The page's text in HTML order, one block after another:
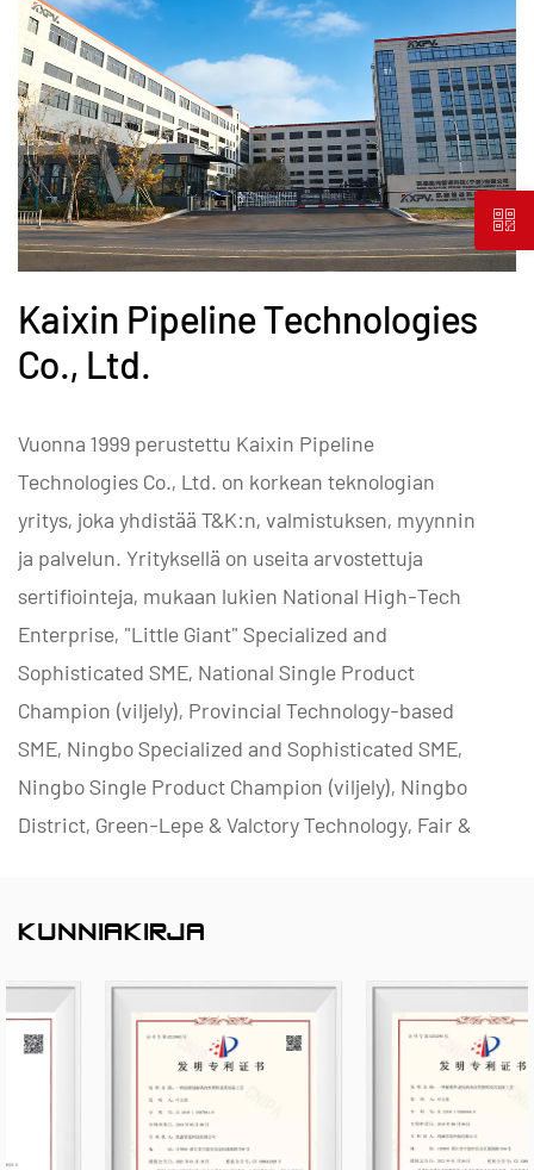
Kaixin Pipeline Technologies
Co., Ltd.
Vuonna 1999 perustettu Kaixin Pipeline
Technologies Co., Ltd. on korkean teknologian
yritys, joka yhdistää T&K:n, valmistuksen, myynnin
ja palvelun. Yrityksellä on useita arvostettuja
sertifiointeja, mukaan lukien National High-Tech
Enterprise, "Little Giant" Specialized and
Sophisticated SME, National Single Product
Champion (viljely), Provincial Technology-based
SME, Ningbo Specialized and Sophisticated SME,
Ningbo Single Product Champion (viljely), Ningbo
District, Green-Lepe & Valctory Technology, Fair &
Management Capability kypsyysaste 2.
Olemme erikoistuneet kehittämään, valmistamaan
ja toimittamaan ei-metallisia korroosionkestäviä
tuotteita kemiallisiin sovelluksiin, mukaan lukien
muoviventtiilit, putket, putkiliittimet ja
korroosionkestävät pumput. Tuotevalikoimamme
KUNNIAKIRJA